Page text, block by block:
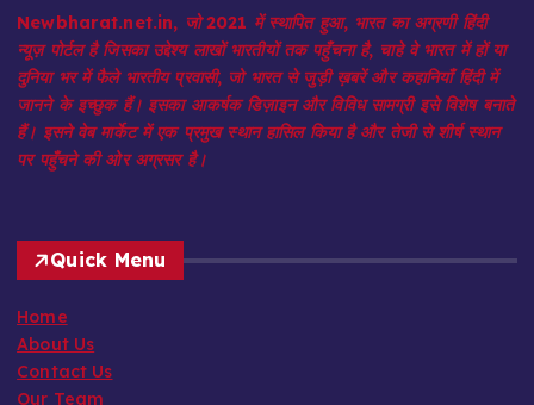
Newbharat.net.in, जो 2021 में स्थापित हुआ, भारत का अग्रणी हिंदी
न्यूज़ पोर्टल है जिसका उद्देश्य लाखों भारतीयों तक पहुँचना है, चाहे वे भारत में हों या
दुनिया भर में फैले भारतीय प्रवासी, जो भारत से जुड़ी ख़बरें और कहानियाँ हिंदी में
जानने के इच्छुक हैं। इसका आकर्षक डिज़ाइन और विविध सामग्री इसे विशेष बनाते
हैं। इसने वेब मार्केट में एक प्रमुख स्थान हासिल किया है और तेजी से शीर्ष स्थान
Quick Menu
Home
About Us
Contact Us